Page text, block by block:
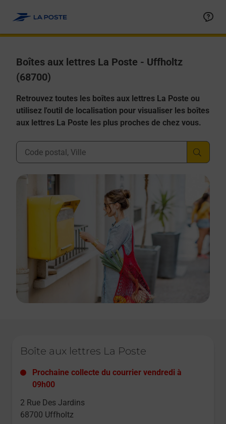
Boîtes aux lettres La Poste - Uffholtz
(68700)
Retrouvez toutes les boîtes aux lettres La Poste ou
utilisez l'outil de localisation pour visualiser les boîtes
aux lettres La Poste les plus proches de chez vous.
Ville, Département, Code Postal
Boîte aux lettres La Poste
Prochaine collecte du courrier vendredi à
09h00
2 Rue Des Jardins
68700 Uffholtz